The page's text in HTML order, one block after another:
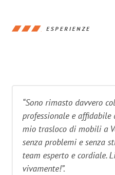
ESPERIENZE
“Sono rimasto davvero
professionale e affidabile
mio trasloco di mobili a
senza problemi e senza
team esperto e cordiale.
vivamente!”.